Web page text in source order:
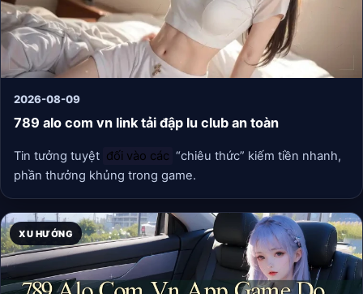
2026-08-09
789 alo com vn link tải đập lu club an toàn
Tin tưởng tuyệt đối vào các “chiêu thức” kiếm tiền nhanh,
phần thưởng khủng trong game.
XU HƯỚNG